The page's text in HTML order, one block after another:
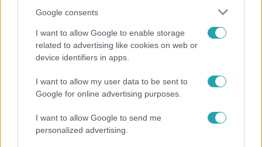
Google consents
I want to allow Google to enable storage
related to advertising like cookies on web or
device identifiers in apps.
I want to allow my user data to be sent to
Google for online advertising purposes.
I want to allow Google to send me
personalized advertising.
Hazaszállították a kórházból Kati nénit, a házuk
előtt vették észre, hogy már nem él